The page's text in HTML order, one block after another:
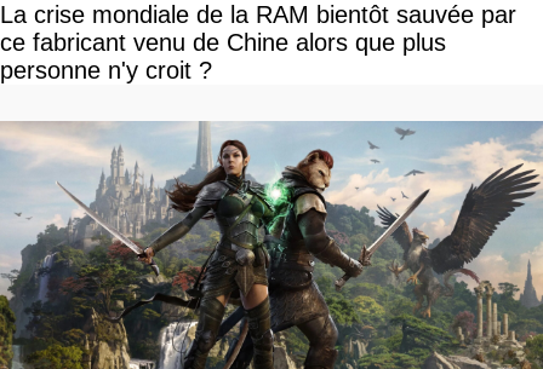
La crise mondiale de la RAM bientôt sauvée par
ce fabricant venu de Chine alors que plus
personne n'y croit ?